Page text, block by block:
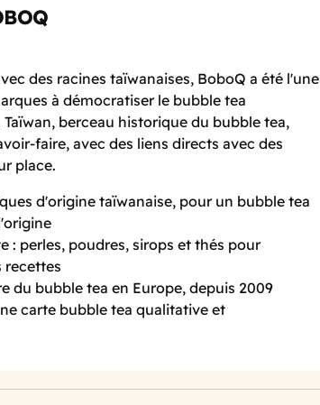
des racines taïwanaises, BoboQ a été l'une
à démocratiser le bubble tea
berceau historique du bubble tea,
faire, avec des liens directs avec des
place.
d'origine taïwanaise, pour un bubble tea
: perles, poudres, sirops et thés pour
recettes
du bubble tea en Europe, depuis 2009
carte bubble tea qualitative et